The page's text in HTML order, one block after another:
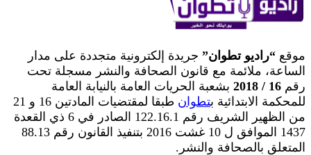
موقع “راديو تطوان” جريدة إلكترونية متجددة على مدار
الساعة، ملائمة مع قانون الصحافة والنشر مسجلة تحت
رقم 16 / 2018
بشعبة الحريات العامة بالنيابة العامة
للمحكمة الابتدائية بتطوان
طبقا لمقتضيات المادتين 16 و 21
من الظهير الشريف رقم 122.16.1 الصادر في 6 ذي القعدة
1437 الموافق ل 10 غشت 2016 بتنفيذ القانون رقم 88.13
المتعلق بالصحافة والنشر.